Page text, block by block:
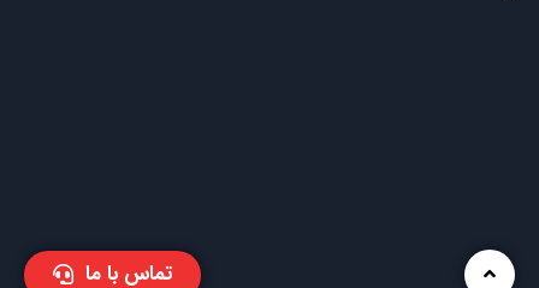
تماس با ما